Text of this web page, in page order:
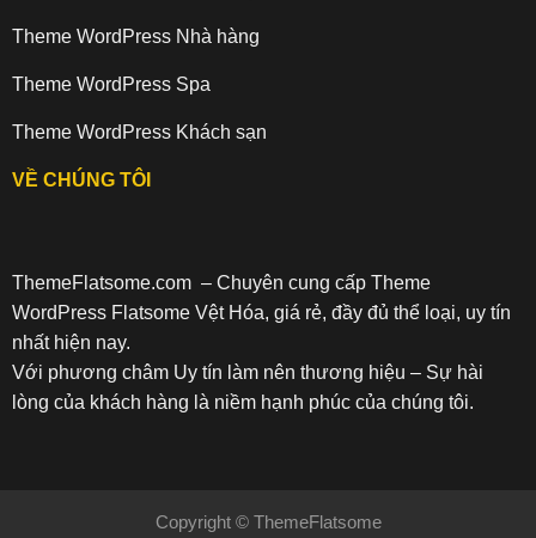
Theme WordPress Nhà hàng
Theme WordPress Spa
Theme WordPress Khách sạn
VỀ CHÚNG TÔI
ThemeFlatsome.com– Chuyên cung cấp Theme
WordPress Flatsome Vệt Hóa, giá rẻ, đầy đủ thể loại, uy tín
nhất hiện nay.
Với phương châm Uy tín làm nên thương hiệu – Sự hài
lòng của khách hàng là niềm hạnh phúc của chúng tôi.
Copyright © ThemeFlatsome